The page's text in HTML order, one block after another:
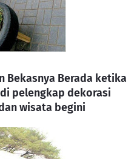
Bekasnya Berada ketika
pelengkap dekorasi
wisata begini